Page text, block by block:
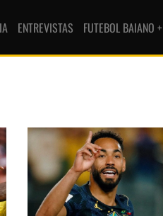
ENTREVISTAS FUTEBOL BAIANO +